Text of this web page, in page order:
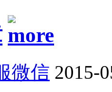
微信 2015-